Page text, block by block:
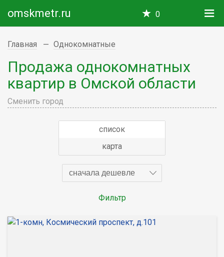
omskmetr.ru 0
Главная Однокомнатные
Продажа однокомнатных
квартир в Омской области
Сменить город
список
карта
сначала дешевле
Фильтр